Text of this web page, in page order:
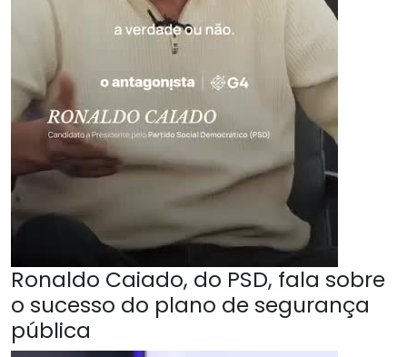
Ronaldo Caiado, do PSD, fala sobre
o sucesso do plano de segurança
pública